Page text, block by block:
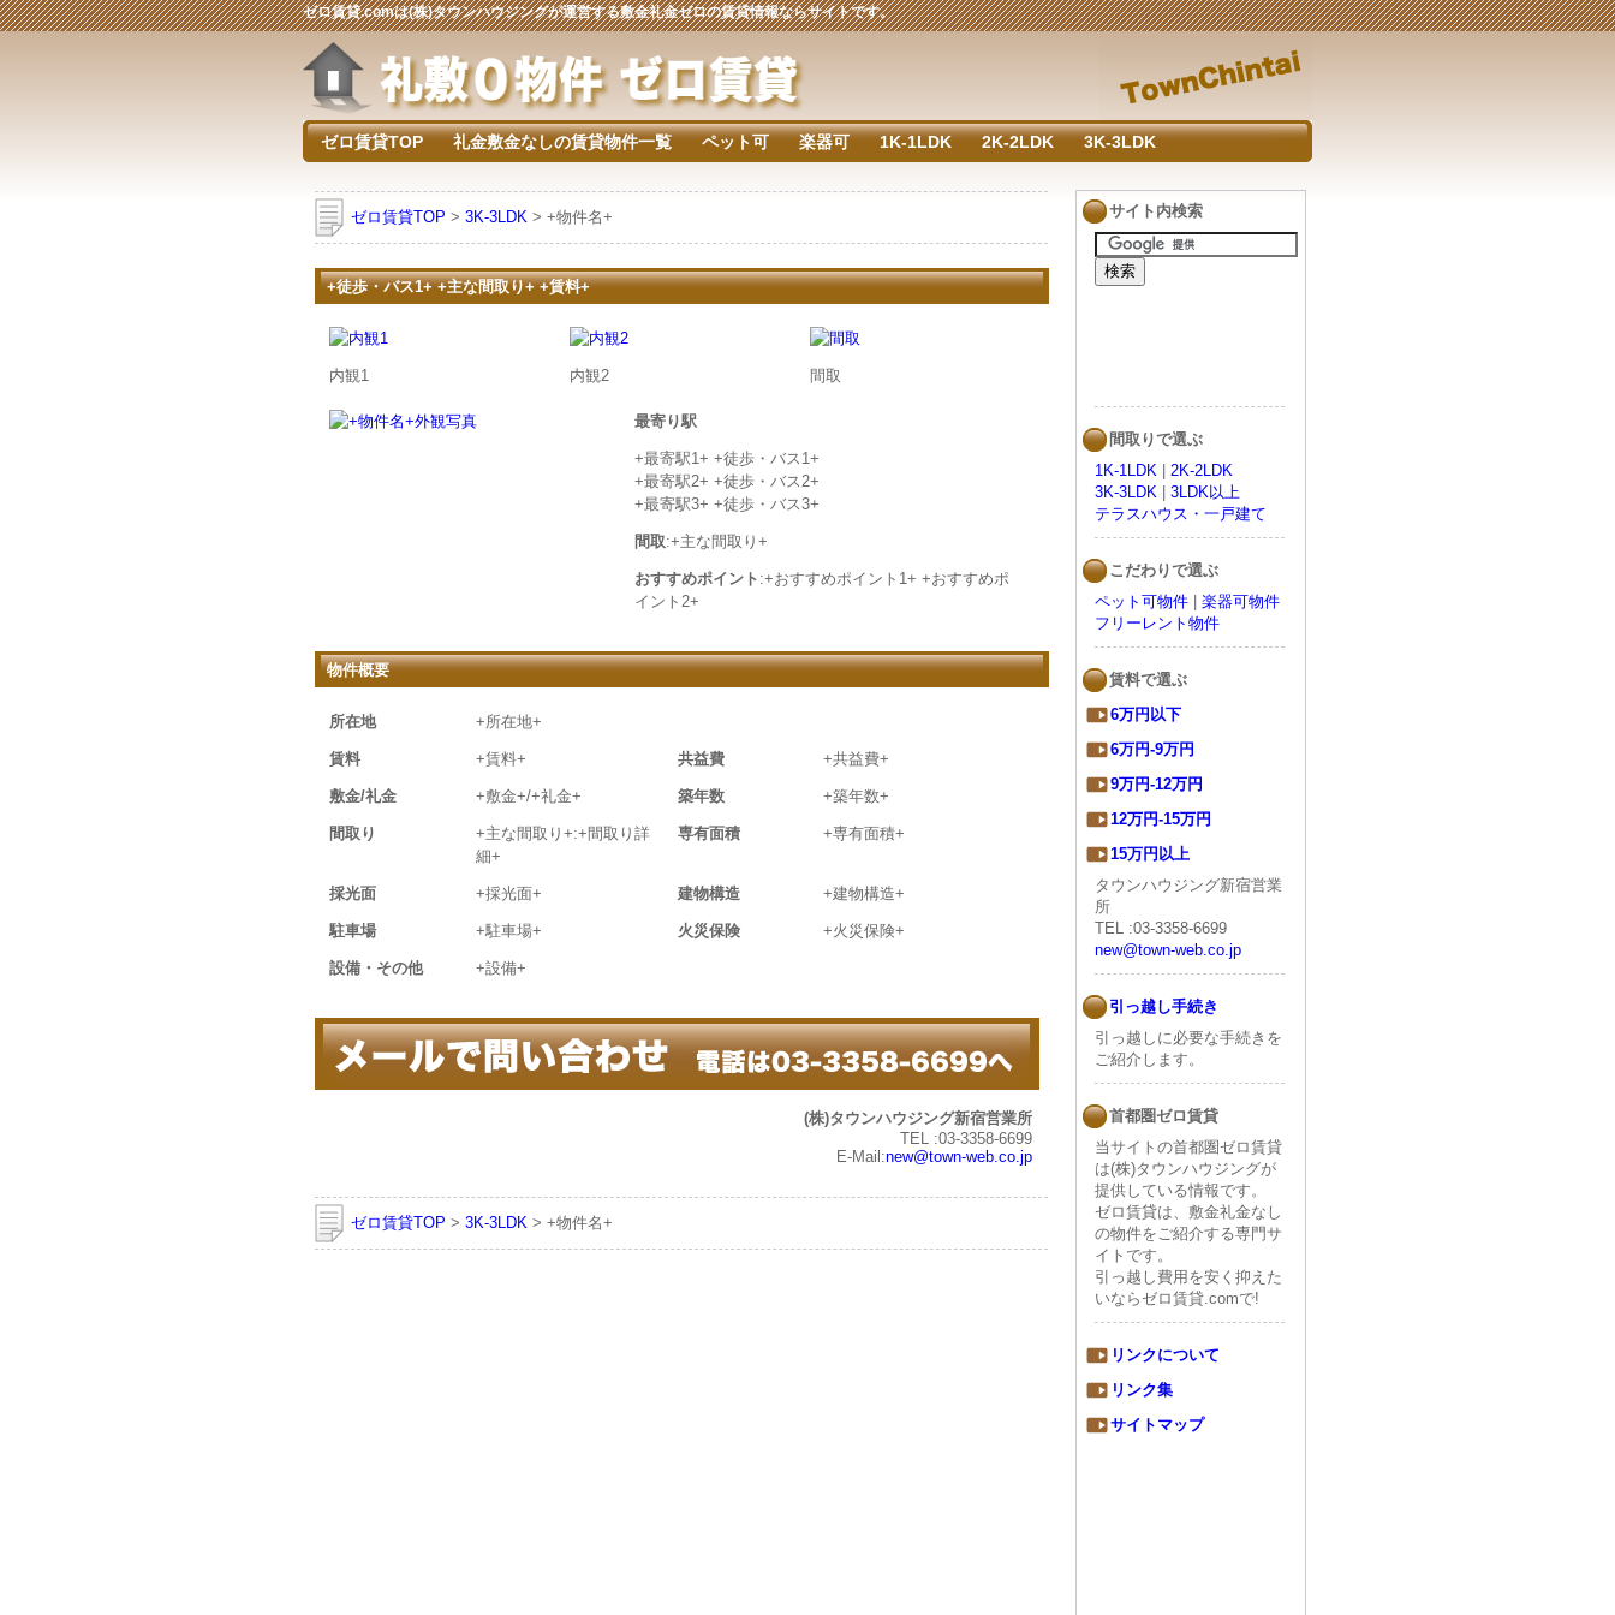
ゼロ賃貸.comは(株)タウンハウジングが運営する敷金礼金ゼロの賃貸情報ならサイトです。
ゼロ賃貸TOP 礼金敷金なしの賃貸物件一覧 ペット可 楽器可 1K-1LDK 2K-2LDK 3K-3LDK
ゼロ賃貸TOP > 3K-3LDK > +物件名+
+徒歩・バス1+ +主な間取り+ +賃料+
内観1 内観2 間取
最寄り駅
+最寄駅1+ +徒歩・バス1+
+最寄駅2+ +徒歩・バス2+
+最寄駅3+ +徒歩・バス3+
間取:+主な間取り+
おすすめポイント :+おすすめポイント1+ +おすすめポ
イント2+
物件概要
所在地 +所在地+
賃料 +賃料+ 共益費 +共益費+
敷金/礼金 +敷金+/+礼金+ 築年数 +築年数+
間取り
+主な間取り+:+間取り詳
細+
専有面積 +専有面積+
採光面 +採光面+ 建物構造 +建物構造+
駐車場 +駐車場+ 火災保険 +火災保険+
設備・その他 +設備+
(株)タウンハウジング新宿営業所
TEL :03-3358-6699
E-Mail:new@town-web.co.jp
ゼロ賃貸TOP > 3K-3LDK > +物件名+
サイト内検索
間取りで選ぶ
1K-1LDK
2K-2LDK
3K-3LDK
3LDK以上
テラスハウス・一戸建て
こだわりで選ぶ
ペット可物件
楽器可物件
フリーレント物件
賃料で選ぶ
6万円以下
6万円-9万円
9万円-12万円
12万円-15万円
15万円以上
タウンハウジング新宿営業
所
TEL :03-3358-6699
new@town-web.co.jp
引っ越し手続き
引っ越しに必要な手続きを
ご紹介します。
首都圏ゼロ賃貸
当サイトの首都圏ゼロ賃貸
は(株)タウンハウジングが
提供している情報です。
ゼロ賃貸は、敷金礼金なし
の物件をご紹介する専門サ
イトです。
引っ越し費用を安く抑えた
いならゼロ賃貸.comで!
リンクについて
リンク集
サイトマップ